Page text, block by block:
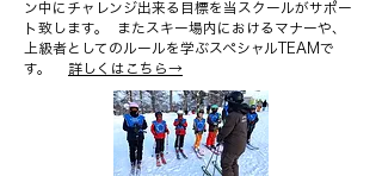
ン中にチャレンジ出来る目標を当スクールがサポー
ト致します。 またスキー場内におけるマナーや、
上級者としてのルールを学ぶスペシャルTEAMで
す。 詳しくはこちら→